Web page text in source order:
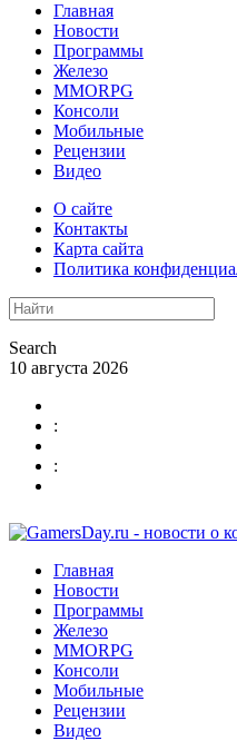
Главная
Новости
Программы
Железо
MMORPG
Консоли
Мобильные
Рецензии
Видео
О сайте
Контакты
Карта сайта
Политика
Search
10 августа 2026
:
:
Главная
Новости
Программы
Железо
MMORPG
Консоли
Мобильные
Рецензии
Видео